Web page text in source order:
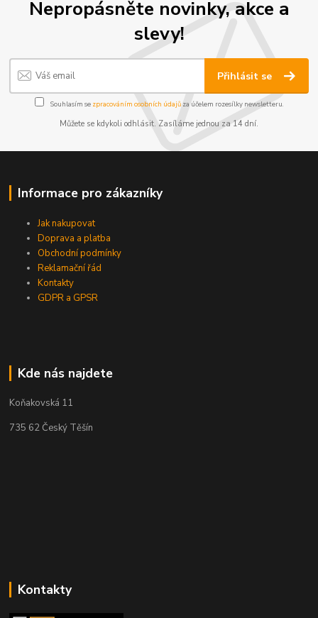
Nepropásněte novinky, akce a
slevy!
Přihlásit se
Souhlasím se zpracováním osobních údajůza účelem rozesílky newsletteru.
Můžete se kdykoli odhlásit. Zasíláme jednou za 14 dní.
Informace pro zákazníky
Jak nakupovat
Doprava a platba
Obchodní podmínky
Reklamační řád
Kontakty
GDPR a GPSR
Kde nás najdete
Koňakovská 11
735 62 Český Těšín
Kontakty